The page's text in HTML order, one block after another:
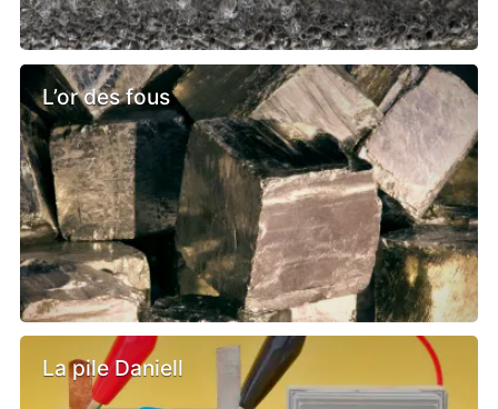
L’or des fous
La pile Daniell